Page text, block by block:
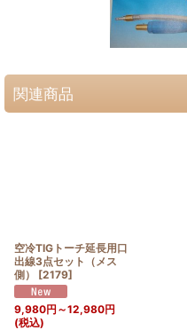
関連商品
空冷TIGトーチ延長用口
出線3点セット（メス
側）
[2179]
9,980円 ～12,980円
(税込)